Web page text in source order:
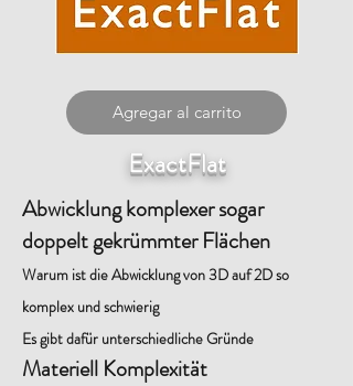
Agregar al carrito
ExactFlat
Abwicklung komplexer sogar
doppelt gekrümmter Flächen
Warum ist die Abwicklung von 3D auf 2D so
komplex und schwierig
Es gibt dafür unterschiedliche Gründe
Materiell Komplexität